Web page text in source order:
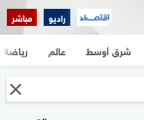
راديو مباشر
شرق أوسط عالم رياضة